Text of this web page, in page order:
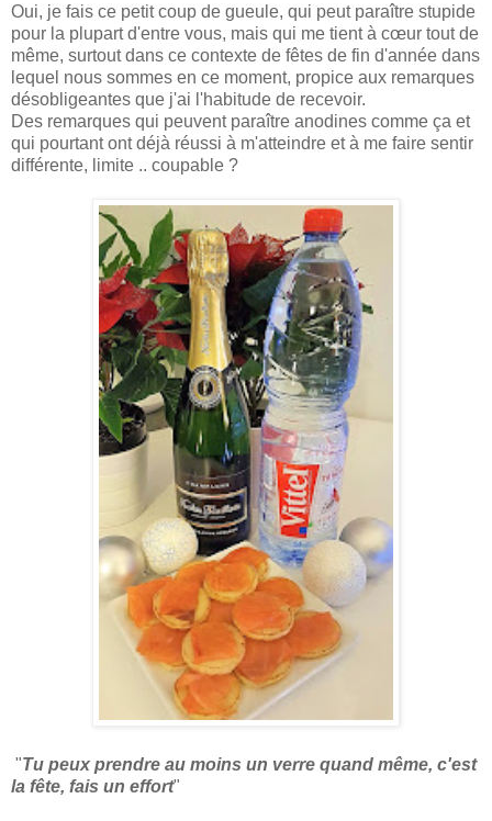
Oui, je fais ce petit coup de gueule, qui peut paraître stupide
pour la plupart d'entre vous, mais qui me tient à cœur tout de
même, surtout dans ce contexte de fêtes de fin d'année dans
lequel nous sommes en ce moment, propice aux remarques
désobligeantes que j'ai l'habitude de recevoir.
Des remarques qui peuvent paraître anodines comme ça et
qui pourtant ont déjà réussi à m'atteindre et à me faire sentir
différente, limite .. coupable ?
"Tu peux prendre au moins un verre quand même, c'est
la fête, fais un effort"